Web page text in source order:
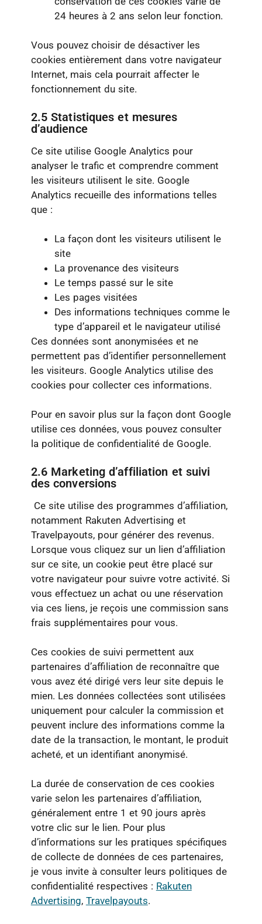
24 heures à 2 ans selon leur fonction.
Vous pouvez choisir de désactiver les
cookies entièrement dans votre navigateur
Internet, mais cela pourrait affecter le
fonctionnement du site.
2.5 Statistiques et mesures
d’audience
Ce site utilise Google Analytics pour
analyser le trafic et comprendre comment
les visiteurs utilisent le site. Google
Analytics recueille des informations telles
que :
La façon dont les visiteurs utilisent le
site
La provenance des visiteurs
Le temps passé sur le site
Les pages visitées
Des informations techniques comme le
type d’appareil et le navigateur utilisé
Ces données sont anonymisées et ne
permettent pas d’identifier personnellement
les visiteurs. Google Analytics utilise des
cookies pour collecter ces informations.
Pour en savoir plus sur la façon dont Google
utilise ces données, vous pouvez consulter
la politique de confidentialité de Google.
2.6 Marketing d’affiliation et suivi
des conversions
Ce site utilise des programmes d’affiliation,
notamment Rakuten Advertising et
Travelpayouts, pour générer des revenus.
Lorsque vous cliquez sur un lien d’affiliation
sur ce site, un cookie peut être placé sur
votre navigateur pour suivre votre activité. Si
vous effectuez un achat ou une réservation
via ces liens, je reçois une commission sans
frais supplémentaires pour vous.
Ces cookies de suivi permettent aux
partenaires d’affiliation de reconnaître que
vous avez été dirigé vers leur site depuis le
mien. Les données collectées sont utilisées
uniquement pour calculer la commission et
peuvent inclure des informations comme la
date de la transaction, le montant, le produit
acheté, et un identifiant anonymisé.
La durée de conservation de ces cookies
varie selon les partenaires d’affiliation,
généralement entre 1 et 90 jours après
votre clic sur le lien. Pour plus
d’informations sur les pratiques spécifiques
de collecte de données de ces partenaires,
je vous invite à consulter leurs politiques de
confidentialité respectives : Rakuten
Advertising, Travelpayouts.